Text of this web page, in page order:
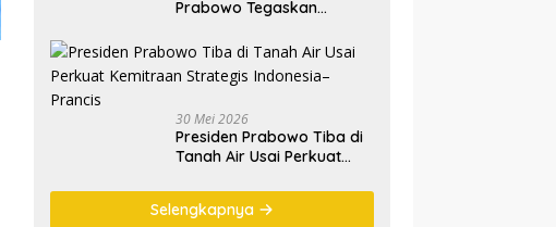
Prabowo Tegaskan
Persaudaraan dan
Persatuan Bangsa
30 Mei 2026
Presiden Prabowo Tiba di
Tanah Air Usai Perkuat
Indonesia–Prancis
Selengkapnya